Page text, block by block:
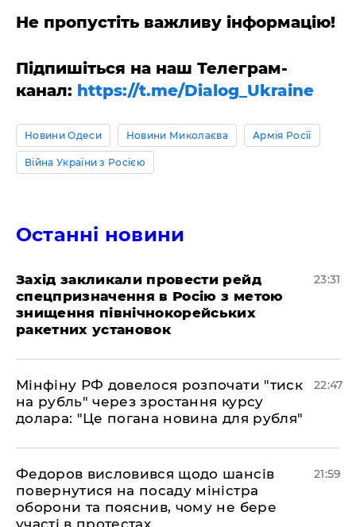
Не пропустіть важливу інформацію!
Підпишіться на наш Телеграм-
канал: https://t.me/Dialog_Ukraine
Новини Одеси Новини Миколаєва Армія Росії
Війна України з Росією
Останні новини
​Захід закликали провести рейд
спецпризначення в Росію з метою
знищення північнокорейських
ракетних установок
23:31
​Мінфіну РФ довелося розпочати "тиск
на рубль" через зростання курсу
долара: "Це погана новина для рубля"
22:47
​Федоров висловився щодо шансів
повернутися на посаду міністра
оборони та пояснив, чому не бере
участі в протестах
21:59